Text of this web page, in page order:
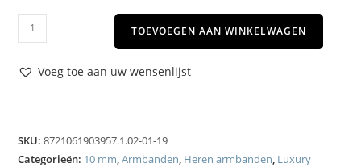
TOEVOEGEN AAN WINKELWAGEN
Voeg toe aan uw wensenlijst
SKU:8721061903957.1.02-01-19
Categorieën: 10 mm,Armbanden, Heren armbanden, Luxury